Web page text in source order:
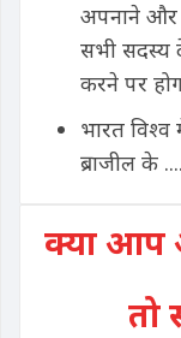
अपनाने और
सभी सदस्य
करने पर
भारत
ब्राजील के ....
क्या आप
तो